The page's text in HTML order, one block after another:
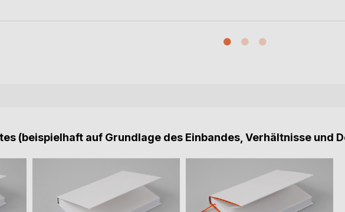
(beispielhaft auf Grundlage des Einbandes, Verhältnisse und